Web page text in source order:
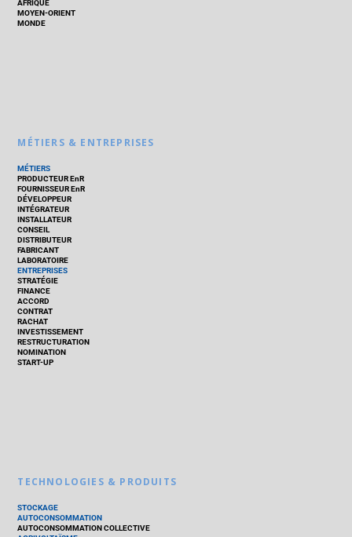
AFRIQUE
MOYEN-ORIENT
MONDE
MÉTIERS & ENTREPRISES
MÉTIERS
PRODUCTEUR EnR
FOURNISSEUR EnR
DÉVELOPPEUR
INTÉGRATEUR
INSTALLATEUR
CONSEIL
DISTRIBUTEUR
FABRICANT
LABORATOIRE
ENTREPRISES
STRATÉGIE
FINANCE
ACCORD
CONTRAT
RACHAT
INVESTISSEMENT
RESTRUCTURATION
NOMINATION
START-UP
TECHNOLOGIES & PRODUITS
STOCKAGE
AUTOCONSOMMATION
AUTOCONSOMMATION COLLECTIVE